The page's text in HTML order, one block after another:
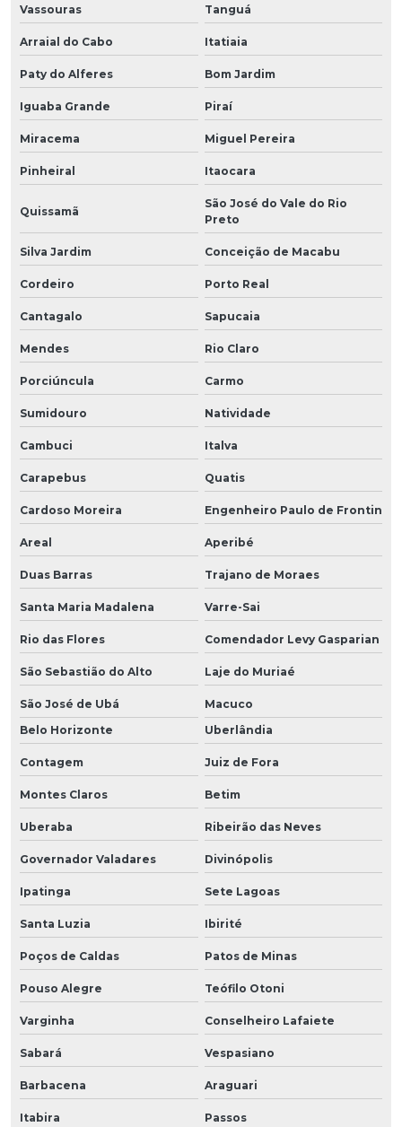
Vassouras Tanguá
Arraial do Cabo Itatiaia
Paty do Alferes Bom Jardim
Iguaba Grande Piraí
Miracema Miguel Pereira
Pinheiral Itaocara
Quissamã
São José do Vale do Rio
Preto
Silva Jardim Conceição de Macabu
Cordeiro Porto Real
Cantagalo Sapucaia
Mendes Rio Claro
Porciúncula Carmo
Sumidouro Natividade
Cambuci Italva
Carapebus Quatis
Cardoso Moreira Engenheiro Paulo de Frontin
Areal Aperibé
Duas Barras Trajano de Moraes
Santa Maria Madalena Varre-Sai
Rio das Flores Comendador Levy Gasparian
São Sebastião do Alto Laje do Muriaé
São José de Ubá
Macuco
Belo Horizonte
Uberlândia
Contagem Juiz de Fora
Montes Claros Betim
Uberaba Ribeirão das Neves
Governador Valadares Divinópolis
Ipatinga Sete Lagoas
Santa Luzia Ibirité
Poços de Caldas Patos de Minas
Pouso Alegre Teófilo Otoni
Varginha Conselheiro Lafaiete
Sabará Vespasiano
Barbacena Araguari
Itabira Passos